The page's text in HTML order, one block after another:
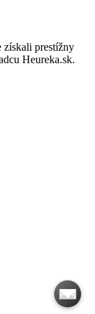
získali prestížny
Heureka.sk.